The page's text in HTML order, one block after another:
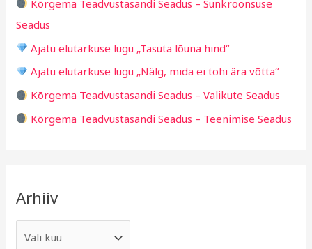
f
o
r
:
Kõrgema Teadvustasandi Seadus – Sünkroonsuse
Seadus
Ajatu elutarkuse lugu „Tasuta lõuna hind“
Ajatu elutarkuse lugu „Nälg, mida ei tohi ära võtta“
Kõrgema Teadvustasandi Seadus – Valikute Seadus
Kõrgema Teadvustasandi Seadus – Teenimise Seadus
Arhiiv
d